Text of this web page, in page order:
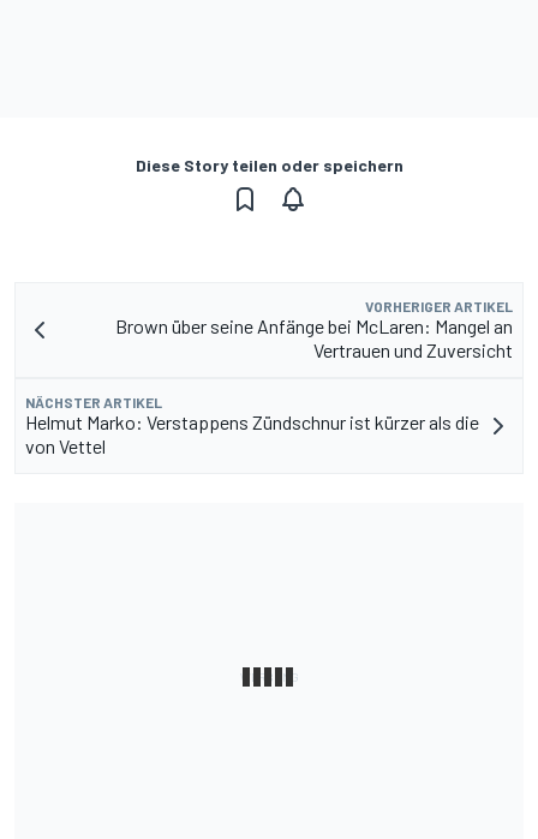
Diese Story teilen oder speichern
VORHERIGER ARTIKEL
Brown über seine Anfänge bei McLaren: Mangel an
Vertrauen und Zuversicht
NÄCHSTER ARTIKEL
Helmut Marko: Verstappens Zündschnur ist kürzer als die
von Vettel